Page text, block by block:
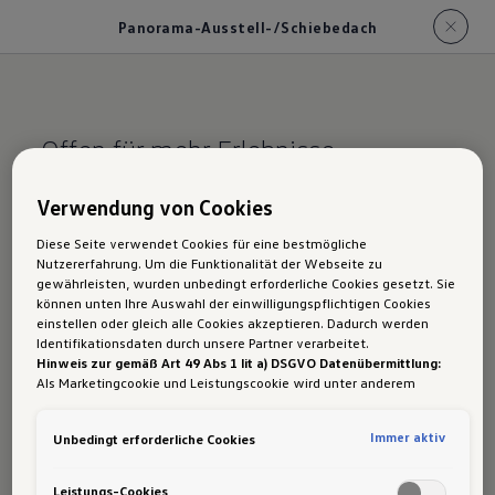
Panorama-Ausstell-/Schiebedach
Offen für mehr Erlebnisse.
Der Polo: Pano
Ausstell-/Schiebe
dach
gesamte Dachbreitereicht, ist das optionale
Verwendung von Cookies
Diese Seite verwendet Cookies für eine bestmögliche
Nutzererfahrung. Um die Funktionalität der Webseite zu
gewährleisten, wurden unbedingt erforderliche Cookies gesetzt. Sie
können unten Ihre Auswahl der einwilligungspflichtigen Cookies
einstellen oder gleich alle Cookies akzeptieren. Dadurch werden
Identifikationsdaten durch unsere Partner verarbeitet.
Hinweis zur gemäß Art 49 Abs 1 lit a) DSGVO Datenübermittlung:
Als Marketingcookie und Leistungscookie wird unter anderem
Daten in die USA (insbesondere dort an die Google LLC) weitergibt.
Unbedingt erforderliche Cookies Immer aktiv
Leistungs-Cookies